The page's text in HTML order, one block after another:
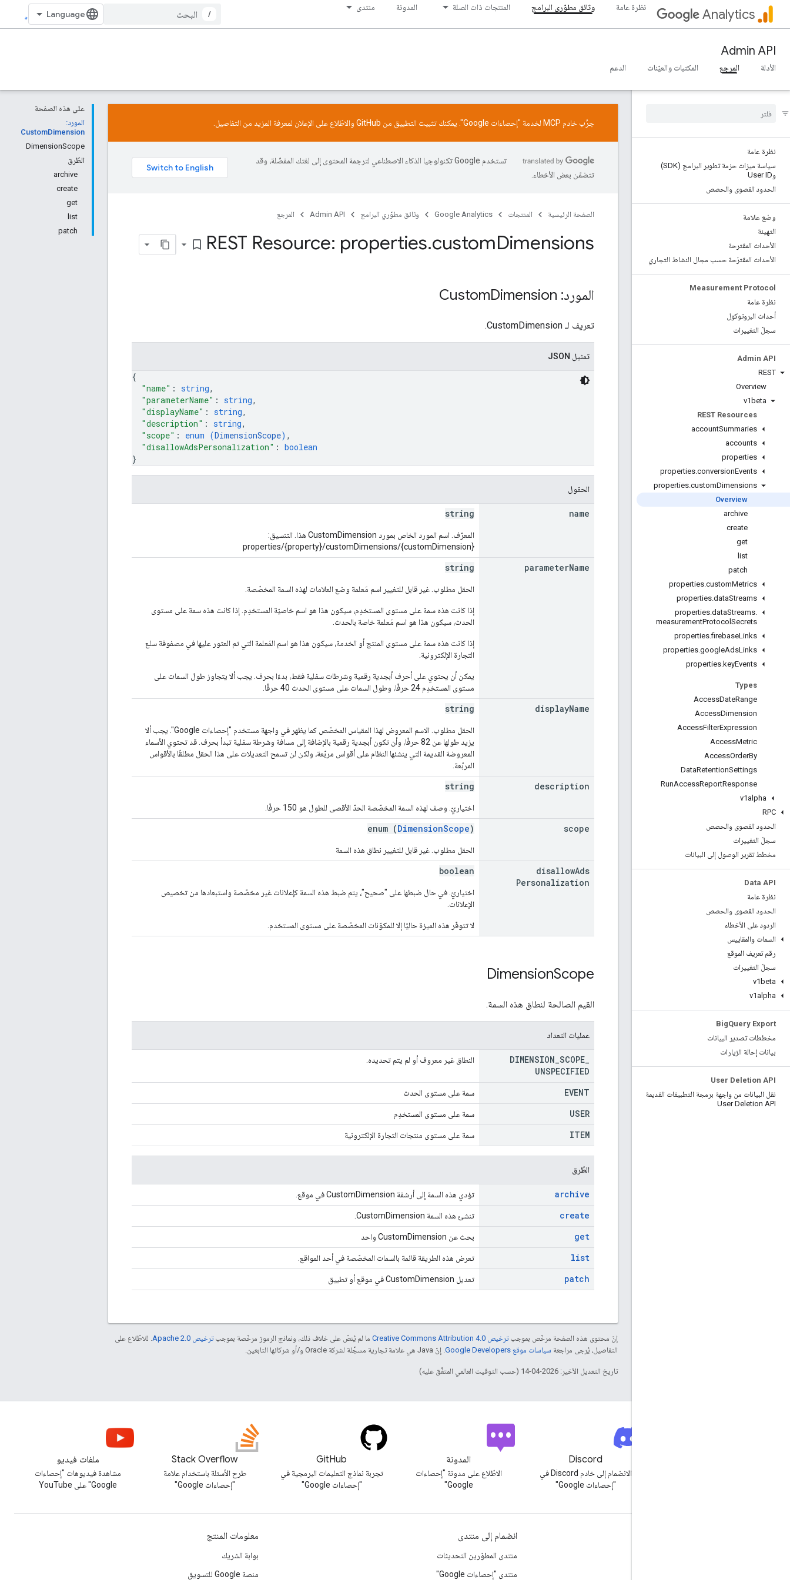
Analytics نظرة عامة وثائق مطوّري البرامج المنتجات ذات الصلة المدونة منتدى
/
Admin API
الأدلة المرجع المكتبات والعيّنات الدعم
نظرة عامة
سياسة ميزات حزمة تطوير البرامج (SDK)
وUser ID
الحدود القصوى والحصص
وضع علامة
التهيئة
الأحداث المقترحة
الأحداث المقترَحة حسب مجال النشاط التجاري
Measurement Protocol
نظرة عامة
أحداث البروتوكول
سجلّ التغييرات
Admin API
REST
Overview
v1beta
REST Resources
accountSummaries
accounts
properties
properties.conversionEvents
properties.customDimensions
Overview
archive
create
get
list
patch
properties.customMetrics
properties.dataStreams
properties.dataStreams.
measurementProtocol Secrets
properties.firebaseLinks
properties.googleAdsLinks
properties.keyEvents
Types
AccessDateRange
AccessDimension
AccessFilterExpression
AccessMetric
AccessOrderBy
DataRetentionSettings
RunAccessReportResponse
v1alpha
RPC
الحدود القصوى والحصص
سجلّ التغييرات
مخطط تقرير الوصول إلى البيانات
Data API
نظرة عامة
الحدود القصوى والحصص
الردود على الأخطاء
السمات والمقاييس
رقم تعريف الموقع
سجلّ التغييرات
v1beta
v1alpha
BigQuery Export
مخططات تصدير البيانات
بيانات إحالة الزيارات
User Deletion API
نقل البيانات من واجهة برمجة التطبيقات القديمة
User Deletion API
على هذه الصفحة
المورد:
CustomDimension
DimensionScope
الطُرق
archive
create
get
list
patch
جرِّب خادم MCP لخدمة "إحصاءات Google". يمكنك تثبيت التطبيق من GitHub والاطّلاع على الإعلان لمعرفة المزيد من التفاصيل.
تستخدم Google تكنولوجيا الذكاء الاصطناعي لترجمة المحتوى إلى لغتك المفضّلة، وقد
تتضمّن بعض الأخطاء.
الصفحة الرئيسية المنتجات Google Analytics وثائق مطوّري البرامج Admin API المرجع
REST Resource: properties.customDimensions
bookmark_border
المورد: Custom Dimension
تعريف لـ CustomDimension.
تمثيل JSON
{
"name" : string,
"parameterName" : string,
"displayName" : string,
"description" : string,
"scope" : enum (DimensionScope) ,
"disallowAdsPersonalization" : boolean
}
الحقول
name
string
المعرّف. اسم المورد الخاص بمورد CustomDimension هذا. التنسيق:
properties/{property}/customDimensions/{customDimension}
parameterName
string
الحقل مطلوب. غير قابل للتغيير اسم مَعلمة وضع العلامات لهذه السمة المخصّصة.
إذا كانت هذه سمة على مستوى المستخدِم، سيكون هذا هو اسم خاصيّة المستخدِم. إذا كانت هذه سمة على مستوى
الحدث، سيكون هذا هو اسم مَعلمة خاصة بالحدث.
إذا كانت هذه سمة على مستوى المنتج أو الخدمة، سيكون هذا هو اسم المَعلمة التي تم العثور عليها في مصفوفة سلع
التجارة الإلكترونية.
يمكن أن يحتوي على أحرف أبجدية رقمية وشرطات سفلية فقط، بدءًا بحرف. يجب ألا يتجاوز طول السمات على
مستوى المستخدِم 24 حرفًا، وطول السمات على مستوى الحدث 40 حرفًا.
displayName
string
الحقل مطلوب. الاسم المعروض لهذا المقياس المخصّص كما يظهر في واجهة مستخدم "إحصاءات Google". يجب ألا
يزيد طولها عن 82 حرفًا، وأن تكون أبجدية رقمية بالإضافة إلى مسافة وشرطة سفلية تبدأ بحرف. قد تحتوي الأسماء
المعروضة القديمة التي ينشئها النظام على أقواس مربّعة، ولكن لن تسمح التعديلات على هذا الحقل مطلقًا بالأقواس
المربّعة.
description
string
اختياريّ. وصف لهذه السمة المخصّصة الحدّ الأقصى للطول هو 150 حرفًا.
scope
enum (DimensionScope)
الحقل مطلوب. غير قابل للتغيير نطاق هذه السمة
disallowAds
Personalization
boolean
اختياريّ. في حال ضبطها على "صحيح"، يتم ضبط هذه السمة كإعلانات غير مخصّصة واستبعادها من تخصيص
الإعلانات.
لا تتوفّر هذه الميزة حاليًا إلا للمكوّنات المخصّصة على مستوى المستخدم.
DimensionScope
القيم الصالحة لنطاق هذه السمة.
عمليات التعداد
DIMENSION SCOPE
UNSPECIFIED
النطاق غير معروف أو لم يتم تحديده.
EVENT سمة على مستوى الحدث
USER سمة على مستوى المستخدِم
ITEM سمة على مستوى منتجات التجارة الإلكترونية
الطُرق
archive تؤدي هذه السمة إلى أرشفة CustomDimension في موقع.
create تنشئ هذه السمة CustomDimension.
get بحث عن CustomDimension واحد
list تعرض هذه الطريقة قائمة بالسمات المخصّصة في أحد المواقع.
patch تعديل CustomDimension في موقع أو تطبيق
إنّ محتوى هذه الصفحة مرخّص بموجبترخيص Creative Commons Attribution 4.0‏ ما لم يُنصّ على خلاف ذلك، ونماذج الرموز مرخّصة بموجبترخيص Apache 2.0‏
. للاطّلاع على
التفاصيل، يُرجى مراجعة سياسات موقع Google Developers‏ . إنّ Java هي علامة تجارية مسجَّلة لشركة Oracle و/أو شركائها التابعين.
تاريخ التعديل الأخير: 2026-04-14 (حسب التوقيت العالمي المتفَّق عليه)
Discord
الانضمام إلى خادم Discord في
"إحصاءات Google"
المدونة
الاطّلاع على مدونة "إحصاءات
Google"
GitHub
تجربة نماذج التعليمات البرمجية في
"إحصاءات Google"
Stack Overflow
طرح الأسئلة باستخدام علامة
"إحصاءات Google"
ملفات فيديو
مشاهدة فيديوهات "إحصاءات
Google" على YouTube
انضمام إلى منتدى
منتدى المطوّرين التحديثات
منتدى "إحصاءات Google"
معلومات المنتج
بوابة الشريك
منصة Google للتسويق